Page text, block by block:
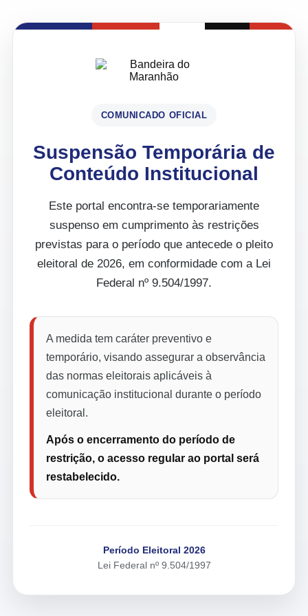
COMUNICADO OFICIAL
Suspensão Temporária de
Conteúdo Institucional
Este portal encontra-se temporariamente
suspenso em cumprimento às restrições
previstas para o período que antecede o pleito
eleitoral de 2026, em conformidade com a Lei
Federal nº 9.504/1997.
A medida tem caráter preventivo e
temporário, visando assegurar a observância
das normas eleitorais aplicáveis à
comunicação institucional durante o período
eleitoral.
Após o encerramento do período de
restrição, o acesso regular ao portal será
restabelecido.
Período Eleitoral 2026
Lei Federal nº 9.504/1997